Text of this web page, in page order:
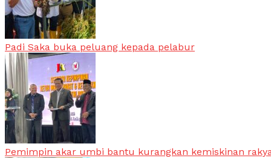
Padi Saka buka peluang kepada pelabur
Pemimpin akar umbi bantu kurangkan kemiskinan